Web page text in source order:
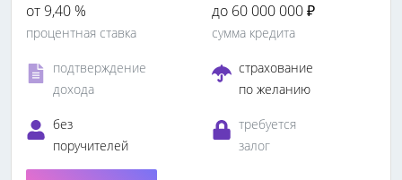
от 9,40 %
процентная ставка
до 60 000 000 ₽
сумма кредита
подтверждение
дохода
страхование
по желанию
без
поручителей
требуется
залог